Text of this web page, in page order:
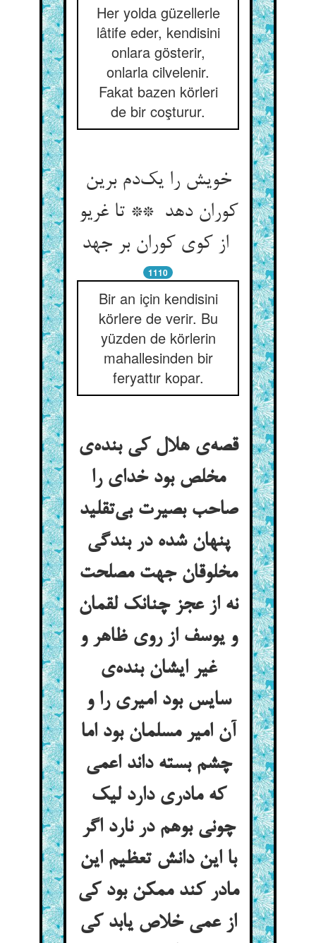
Her yolda güzellerle
lâtife eder, kendisini
onlara gösterir,
onlarla cilvelenir.
Fakat bazen körleri
de bir coşturur.
خویش را یک‌دم برین
کوران دهد ** تا غریو
1110
Bir an için kendisini
körlere de verir. Bu
yüzden de körlerin
mahallesinden bir
feryattır kopar.
قصه‌ی هلال کی بنده‌ی
مخلص بود خدای را
صاحب بصیرت بی‌تقلید
پنهان شده در بندگی
مخلوقان جهت مصلحت
نه از عجز چنانک لقمان
و یوسف از روی ظاهر و
غیر ایشان بنده‌ی
سایس بود امیری را و
آن امیر مسلمان بود اما
چشم بسته داند اعمی
که مادری دارد لیک
چونی بوهم در نارد اگر
با این دانش تعظیم این
مادر کند ممکن بود کی
از عمی خلاص یابد کی